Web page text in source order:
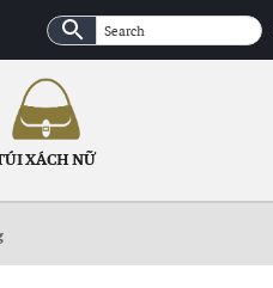
XÁCH NỮ